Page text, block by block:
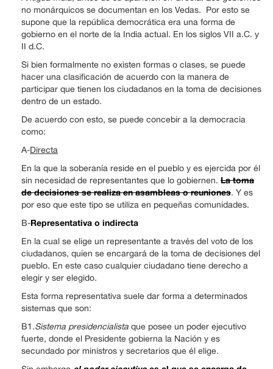
no monárquicos se documentan en los Vedas. Por esto se
supone que la república democrática era una forma de
gobierno en el norte de la India actual. En los siglos VII a.C. y
II d.C.
Si bien formalmente no existen formas o clases, se puede
hacer una clasificación de acuerdo con la manera de
participar que tienen los ciudadanos en la toma de decisiones
dentro de un estado.
De acuerdo con esto, se puede concebir a la democracia
como:
A-Directa
En la que la soberanía reside en el pueblo y es ejercida por él
sin necesidad de representantes que lo gobiernen. La toma
de decisiones se realiza en asambleas o reuniones. Y es
por eso que este tipo se utiliza en pequeñas comunidades.
B-Representativa o indirecta
En la cual se elige un representante a través del voto de los
ciudadanos, quien se encargará de la toma de decisiones del
pueblo. En este caso cualquier ciudadano tiene derecho a
elegir y ser elegido.
Esta forma representativa suele dar forma a determinados
sistemas que son:
B1.Sistema presidencialista que posee un poder ejecutivo
fuerte, donde el Presidente gobierna la Nación y es
secundado por ministros y secretarios que él elige.